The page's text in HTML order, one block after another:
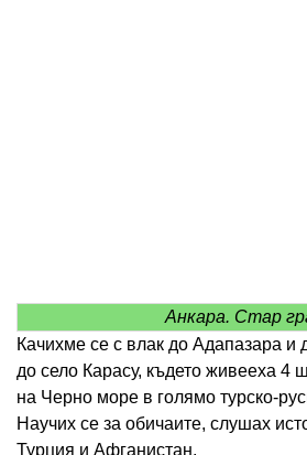
Анкара. Стар
Качихме се с влак до Адапазара
до село Карасу, където живееха 4
на Черно море в голямо турско-
Научих се за обичаите, слушах
Турция и Афганистан.